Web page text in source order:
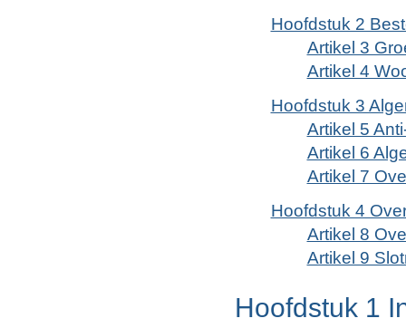
Hoofdstuk 2
Artikel 3
Artikel 4
Hoofdstuk 3
Artikel 5
Artikel 6
Artikel 7
Hoofdstuk 4
Artikel 8
Artikel 9
Hoofdstuk 1